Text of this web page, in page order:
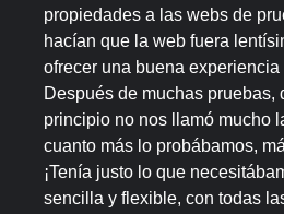
propiedades a las webs de
hacían que la web fuera
ofrecer una buena
Después de muchas pruebas,
principio no nos llamó mucho
cuanto más lo probábamos,
¡Tenía justo lo que
sencilla y flexible, con todas